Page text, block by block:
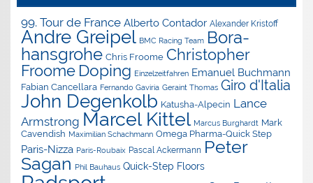
99. Tour de France Alberto Contador Alexander Kristoff
Andre Greipel BMC Racing Team Bora-
hansgrohe Chris Froome Christopher
Froome Doping Einzelzeitfahren Emanuel Buchmann
Fabian Cancellara Fernando Gaviria Geraint Thomas Giro d'Italia
John Degenkolb Katusha-Alpecin Lance
Armstrong Marcel Kittel Marcus Burghardt Mark
Cavendish Maximilian Schachmann Omega Pharma-Quick Step
Paris-Nizza Paris-Roubaix Pascal Ackermann Peter
Sagan Phil Bauhaus Quick-Step Floors